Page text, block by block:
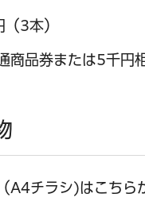
3本）
品券または5千円
A4チラシ)はこちら